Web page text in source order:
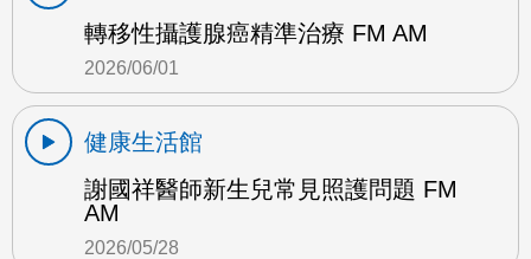
轉移性攝護腺癌精準治療 FM AM
2026/06/01
健康生活館
謝國祥醫師新生兒常見照護問題 FM
AM
2026/05/28